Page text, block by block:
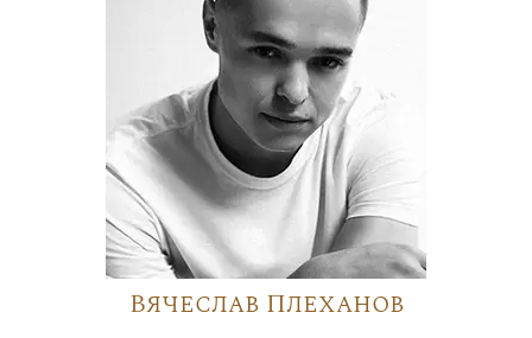
Вячеслав Плеханов